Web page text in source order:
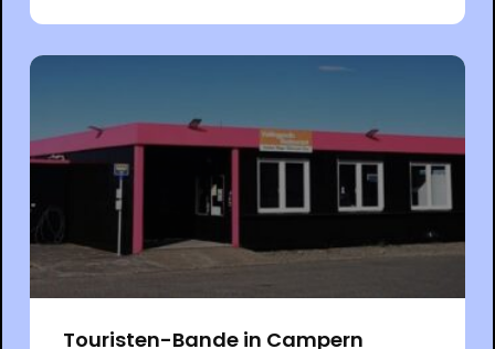
Touristen-Bande in Campern